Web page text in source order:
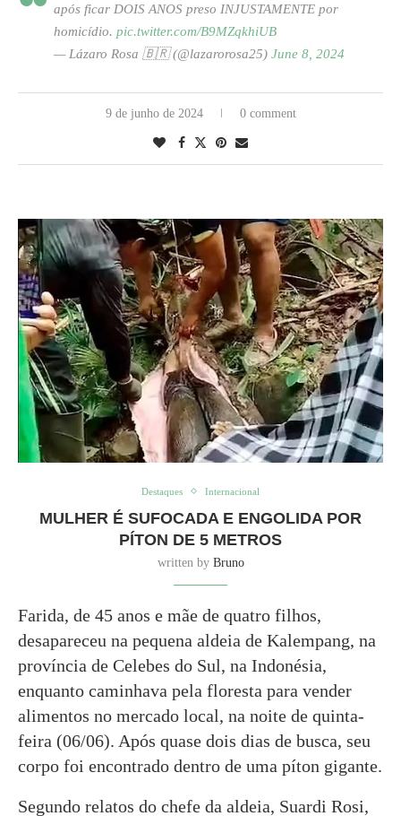
após ficar DOIS ANOS preso INJUSTAMENTE por
homicídio. pic.twitter.com/B9MZqkhiUB
— Lázaro Rosa 🇧🇷 (@lazarorosa25) June 8, 2024
9 de junho de 2024 0 comment
Destaques Internacional
MULHER É SUFOCADA E ENGOLIDA POR
PÍTON DE 5 METROS
written by Bruno
Farida, de 45 anos e mãe de quatro filhos,
desapareceu na pequena aldeia de Kalempang, na
província de Celebes do Sul, na Indonésia,
enquanto caminhava pela floresta para vender
alimentos no mercado local, na noite de quinta-
feira (06/06). Após quase dois dias de busca, seu
corpo foi encontrado dentro de uma píton gigante.
Segundo relatos do chefe da aldeia, Suardi Rosi,